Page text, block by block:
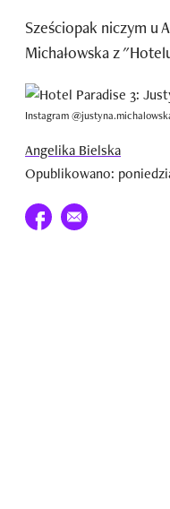
Sześciopak niczym u
Michałowska z
Instagram
Angelika Bielska
Opublikowano:
Udostępnij na facebook
E-mail do przyjaciela